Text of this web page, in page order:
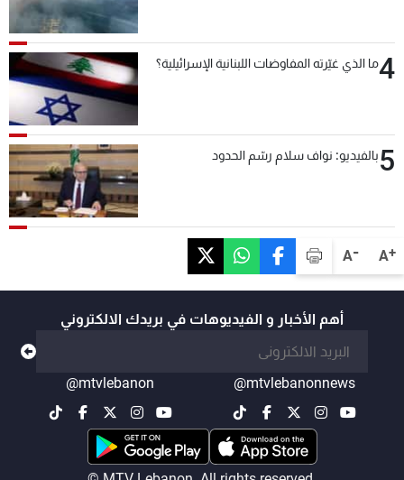
A+
A-
4ما الذي غيّرته المفاوضات اللبنانية الإسرائيلية؟
5بالفيديو: نواف سلام رسّم الحدود
أهم الأخبار و الفيديوهات في بريدك الالكتروني
@mtvlebanonnews
@mtvlebanon